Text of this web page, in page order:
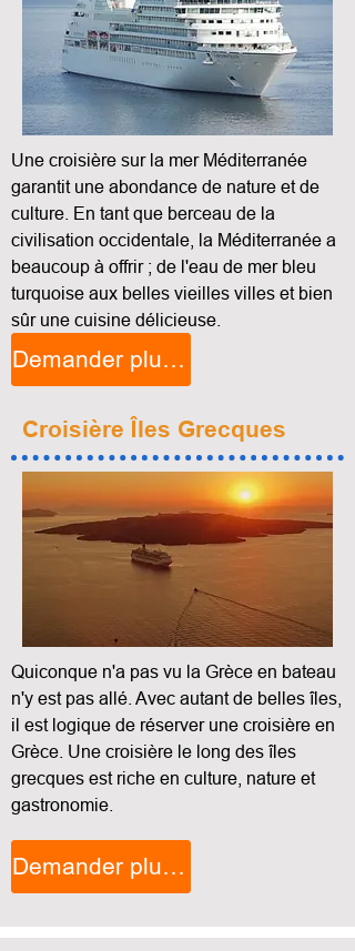
Une croisière sur la mer Méditerranée
garantit une abondance de nature et de
culture. En tant que berceau de la
civilisation occidentale, la Méditerranée a
beaucoup à offrir ; de l'eau de mer bleu
turquoise aux belles vieilles villes et bien
sûr une cuisine délicieuse.
Demander plus d'informations
Croisière Îles Grecques
Quiconque n'a pas vu la Grèce en bateau
n'y est pas allé. Avec autant de belles îles,
il est logique de réserver une croisière en
Grèce. Une croisière le long des îles
grecques est riche en culture, nature et
gastronomie.
Demander plus d'informations